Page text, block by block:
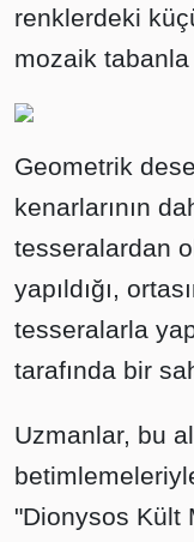
renklerdeki
mozaik
Geometrik
kenarlarının
tesseralardan
yapıldığı,
tesseralarla
tarafında bir
Uzmanlar, bu
"Dionysos Kült